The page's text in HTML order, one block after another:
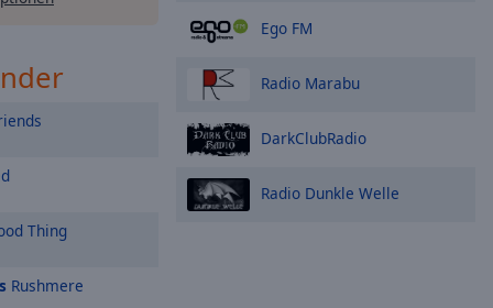
Thing
Rushmere
Ego FM
Radio Marabu
DarkClubRadio
Radio Dunkle Welle